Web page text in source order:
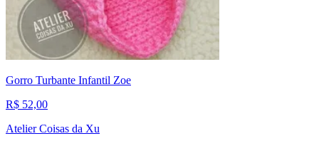
Gorro Turbante Infantil Zoe
R$ 52,00
Atelier Coisas da Xu